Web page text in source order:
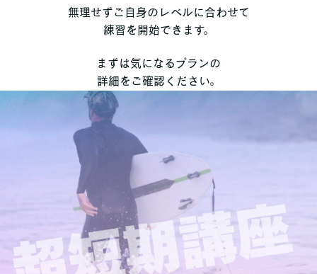
無理せずご自身のレベルに合わせて
練習を開始できます。
まずは気になるプランの
詳細をご確認ください。